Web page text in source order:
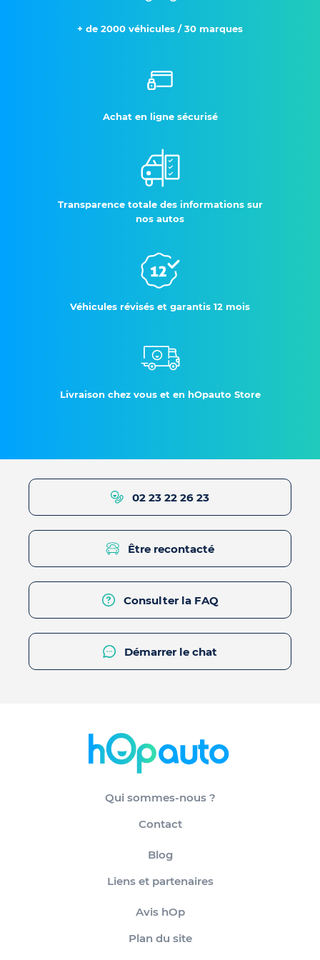
+ de 2000 véhicules / 30 marques
Achat en ligne sécurisé
Transparence totale des informations sur
nos autos
Véhicules révisés et garantis 12 mois
Livraison chez vous et en hOpauto Store
02 23 22 26 23
Être recontacté
Consulter la FAQ
Démarrer le chat
Qui sommes-nous ?
Contact
Blog
Liens et partenaires
Avis hOp
Plan du site